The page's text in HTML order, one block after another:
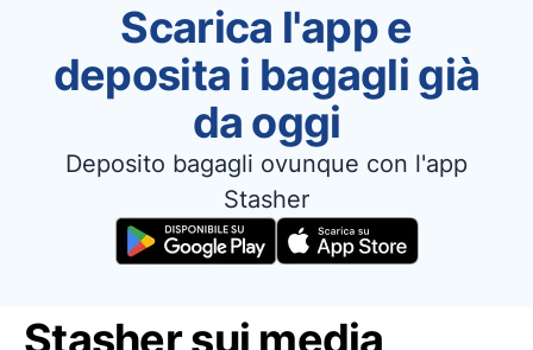
Scarica l'app e
deposita i bagagli già
da oggi
Deposito bagagli ovunque con l'app
Stasher
Stasher sui media